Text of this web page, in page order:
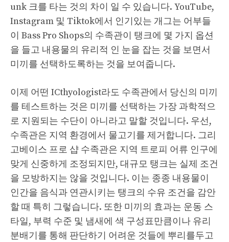
unk 크를 타는 것의 차이 일 수 있습니다. YouTube,
Instagram 및 Tiktok에서 인기있는 개그는 어부들
이 Bass Pro Shops의 수족관이 탱크에 몇 가지 옵션
을 들고 내용물의 유리적 인 눈을 잡는 것을 보면서
미끼를 선택하도록하는 것을 보여줍니다.
이제 어떤 ICthyologist라도 수족관에서 당신의 미끼
를 테스트하는 것은 미끼를 선택하는 가장 과학적으
로 지원되는 수단이 아니라고 말할 것입니다. 우선,
수족관은 지역 환경에서 물고기를 제거합니다. 그리
고베이스 프로 샵 수족관은 지역 트로피 어류 인구에
맞게 신중하게 조정되지만, 대규모 탱크는 실제 조건
을 모방하지는 않을 것입니다. 이는 종종 내용물이
인간을 음식과 연관시키는 탱크의 수유 조건을 감안
할 때 특히 그렇습니다. 또한 미끼의 효과는 운동 스
타일, 부력 수준 및 냄새에 색 구성표만큼이나 유리
분배기를 통해 판단하기 어려운 것들에 뿌리를두고